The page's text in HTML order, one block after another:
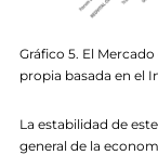
Gráfico 5. El
propia basada en el
La estabilidad de
general de la